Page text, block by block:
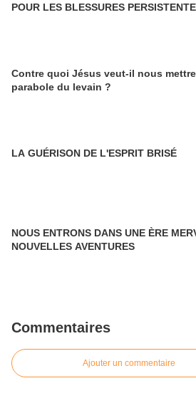
POUR LES BLESSURES
Contre quoi Jésus veut-il nous mettre en garde dans la
parabole du levain ?
LA GUÉRISON DE L'ESPRIT BRISÉ
NOUS ENTRONS DANS UNE ÈRE
NOUVELLES AVENTURES
Commentaires
Ajouter un commentaire